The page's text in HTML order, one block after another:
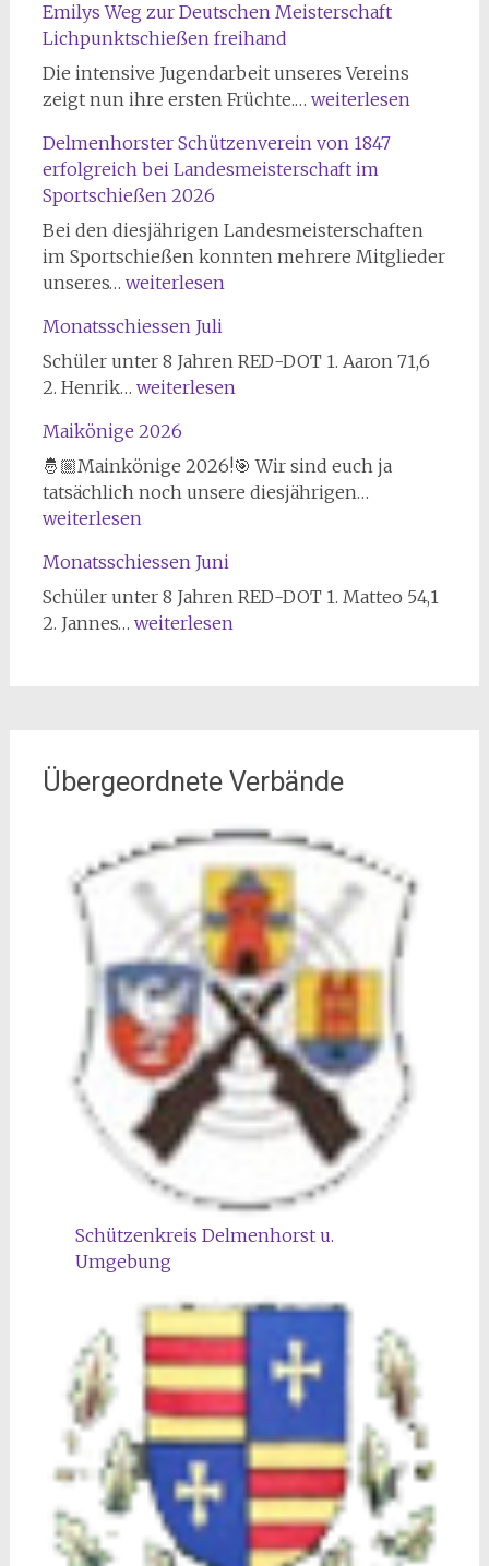
Emilys Weg zur Deutschen Meisterschaft
Lichpunktschießen freihand
Die intensive Jugendarbeit unseres Vereins
zeigt nun ihre ersten Früchte.… Emilys
zur
Deutschen
Lichpunktschießen
freihand
weiterlesen
Delmenhorster Schützenverein von 1847
erfolgreich bei Landesmeisterschaft im
Sportschießen 2026
Bei den diesjährigen Landesmeisterschaften
im Sportschießen konnten mehrere Mitglieder
unseres… Delmenhorster
von
1847
erfolgreich
Landesmeisterschaft
im
Sportschießen
2026
weiterlesen
Monatsschiessen Juli
Schüler unter 8 Jahren RED-DOT 1. Aaron 71,6
2. Henrik… Monatsschiessen
weiterlesen
Maikönige 2026
🤴🏼Mainkönige 2026!🎯 Wir sind euch ja
tatsächlich noch unsere diesjährigen…
weiterlesen
Monatsschiessen Juni
Schüler unter 8 Jahren RED-DOT 1. Matteo 54,1
2. Jannes… Monatsschiessen
weiterlesen
Übergeordnete Verbände
Schützenkreis Delmenhorst u.
Umgebung